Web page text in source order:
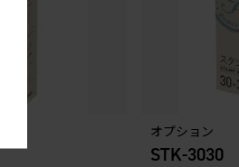
オプション
STK-3030